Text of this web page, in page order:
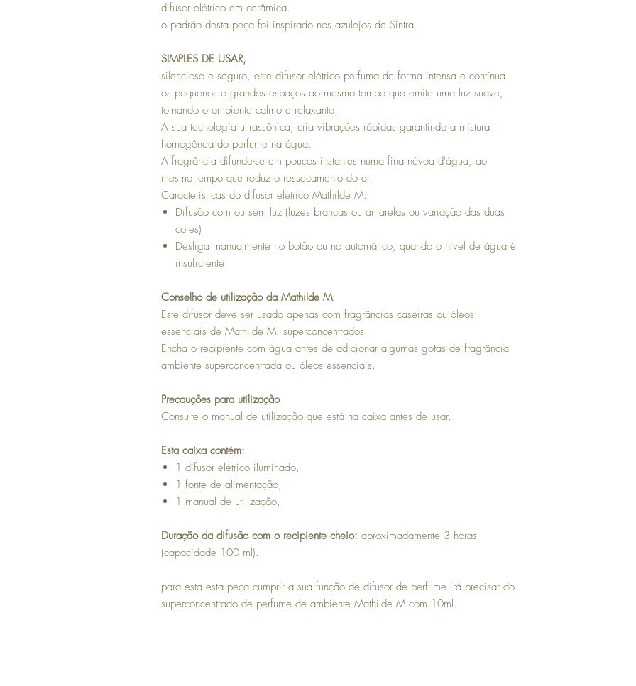
difusor elétrico em cerâmica.
o padrão desta peça foi inspirado nos azulejos de Sintra.
SIMPLES DE USAR,
silencioso e seguro, este difusor elétrico perfuma de forma intensa e contínua
os pequenos e grandes espaços ao mesmo tempo que emite uma luz suave,
tornando o ambiente calmo e relaxante.
A sua tecnologia ultrassônica, cria vibrações rápidas garantindo a mistura
homogênea do perfume na água.
A fragrância difunde-se em poucos instantes numa fina névoa d'água, ao
mesmo tempo que reduz o ressecamento do ar.
Características do difusor elétrico Mathilde M:
Difusão com ou sem luz (luzes brancas ou amarelas ou variação das duas
cores)
Desliga manualmente no botão ou no automático, quando o nível de água é
insuficiente
Conselho de utilização da Mathilde M:
Este difusor deve ser usado apenas com fragrâncias caseiras ou óleos
essenciais de Mathilde M. superconcentrados.
Encha o recipiente com água antes de adicionar algumas gotas de fragrância
ambiente superconcentrada ou óleos essenciais.
Precauções para utilização
Consulte o manual de utilização que está na caixa antes de usar.
Esta caixa contém:
1 difusor elétrico iluminado,
1 fonte de alimentação,
1 manual de utilização,
Duração da difusão com o recipiente cheio: aproximadamente 3 horas
(capacidade 100 ml).
para esta esta peça cumprir a sua função de difusor de perfume irá precisar do
superconcentrado de perfume de ambiente Mathilde M com 10ml.